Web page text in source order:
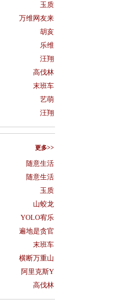
玉质
万维网友来
胡亥
乐维
汪翔
高伐林
末班车
艺萌
汪翔
更多>>
随意生活
随意生活
玉质
山蛟龙
YOLO宥乐
遍地是贪官
末班车
横断万重山
阿里克斯Y
高伐林